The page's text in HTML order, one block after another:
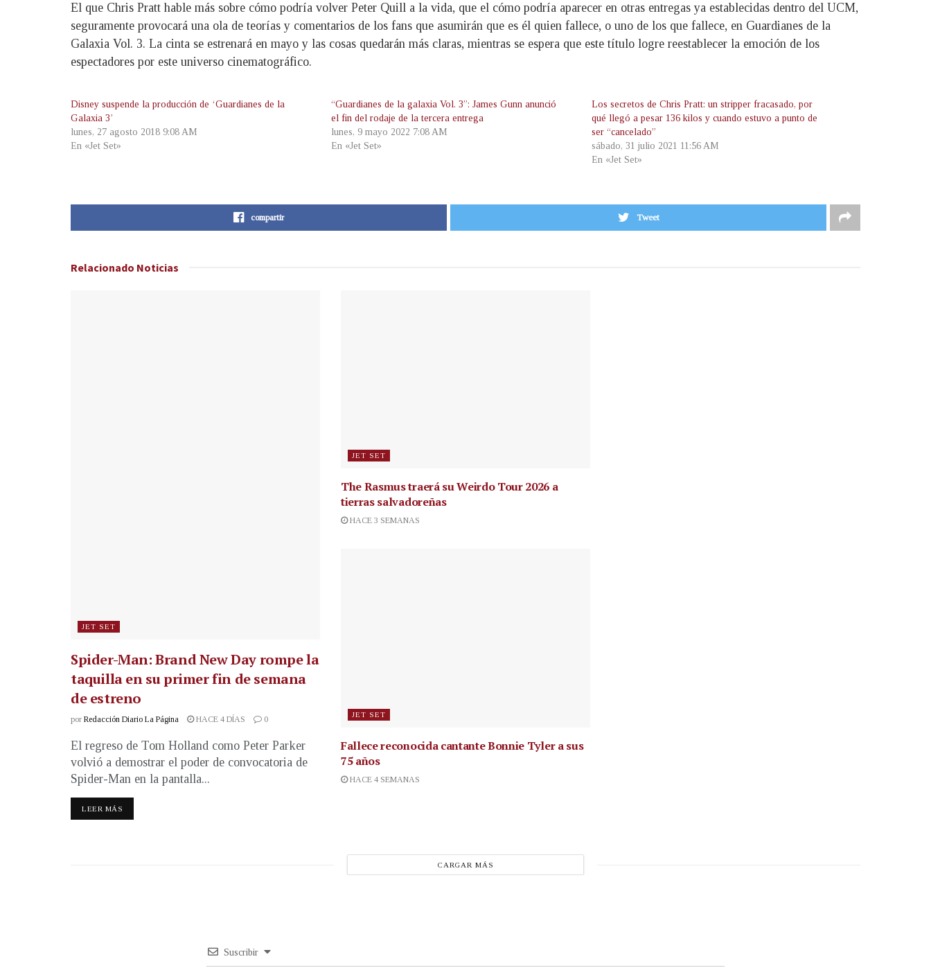
El que Chris Pratt hable más sobre cómo podría volver Peter Quill a la vida, que el cómo podría aparecer en otras entregas ya establecidas dentro del UCM,
seguramente provocará una ola de teorías y comentarios de los fans que asumirán que es él quien fallece, o uno de los que fallece, en Guardianes de la
Galaxia Vol. 3. La cinta se estrenará en mayo y las cosas quedarán más claras, mientras se espera que este título logre reestablecer la emoción de los
espectadores por este universo cinematográfico.
Disney suspende la producción de ‘Guardianes de la
Galaxia 3’
lunes, 27 agosto 2018 9:08 AM
En «Jet Set»
“Guardianes de la galaxia Vol. 3”: James Gunn anunció
el fin del rodaje de la tercera entrega
lunes, 9 mayo 2022 7:08 AM
En «Jet Set»
Los secretos de Chris Pratt: un stripper fracasado, por
qué llegó a pesar 136 kilos y cuando estuvo a punto de
ser “cancelado”
sábado, 31 julio 2021 11:56 AM
En «Jet Set»
compartir Tweet
Relacionado Noticias
JET SET
Spider-Man: Brand New Day rompe la
taquilla en su primer fin de semana
de estreno
por Redacción Diario La Página HACE 4 DÍAS 0
El regreso de Tom Holland como Peter Parker
volvió a demostrar el poder de convocatoria de
Spider-Man en la pantalla...
LEER MÁS
JET SET
The Rasmus traerá su Weirdo Tour 2026 a
tierras salvadoreñas
HACE 3 SEMANAS
JET SET
Fallece reconocida cantanteBonnie Tyler a sus
75 años
HACE 4 SEMANAS
CARGAR MÁS
Suscribir